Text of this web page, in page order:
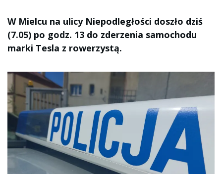
W Mielcu na ulicy Niepodległości doszło dziś
(7.05) po godz. 13 do zderzenia samochodu
marki Tesla z rowerzystą.